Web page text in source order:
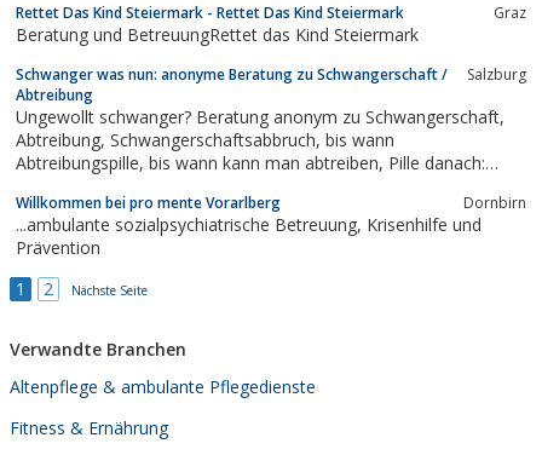
betreuungsbedürftigen Menschen zu helfen, diese zu Hause zu
betreuen und die Angehörigen zu...
Rettet Das Kind Steiermark - Rettet Das Kind Steiermark Graz
Beratung und BetreuungRettet das Kind Steiermark
Schwanger was nun: anonyme Beratung zu Schwangerschaft /
Abtreibung
Salzburg
Ungewollt schwanger? Beratung anonym zu Schwangerschaft,
Abtreibung, Schwangerschaftsabbruch, bis wann
Abtreibungspille, bis wann kann man abtreiben, Pille danach:
Beratung Salzburg Österreich
Willkommen bei pro mente Vorarlberg Dornbirn
...ambulante sozialpsychiatrische Betreuung, Krisenhilfe und
Prävention
1
2 Nächste Seite
Verwandte Branchen
Altenpflege & ambulante Pflegedienste
Fitness & Ernährung